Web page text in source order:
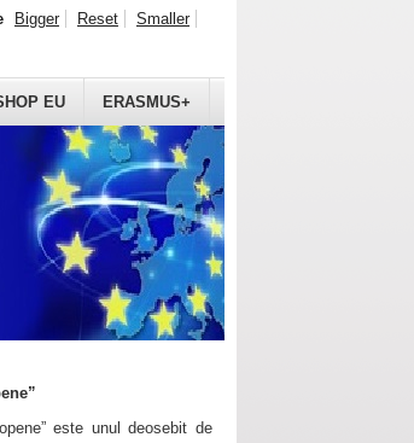
EU ERASMUS+
Bigger Reset Smaller
este unul deosebit de